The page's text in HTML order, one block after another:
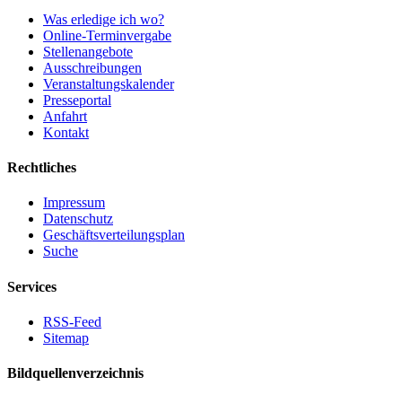
Was erledige ich wo?
Online-Terminvergabe
Stellenangebote
Ausschreibungen
Veranstaltungskalender
Presseportal
Anfahrt
Kontakt
Rechtliches
Impressum
Datenschutz
Geschäftsverteilungsplan
Suche
Services
RSS-Feed
Sitemap
Bildquellenverzeichnis